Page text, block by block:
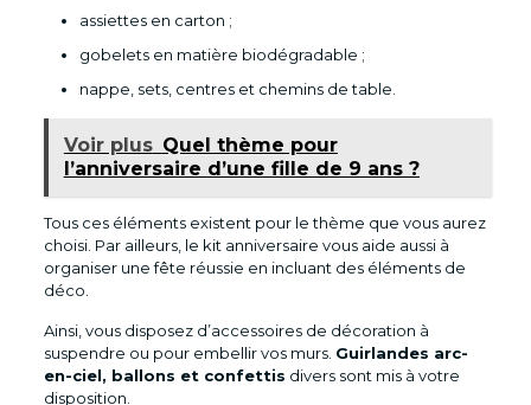
assiettes en carton ;
gobelets en matière biodégradable ;
nappe, sets, centres et chemins de table.
Voir plus Quel thème pour
l’anniversaire d’une fille de 9 ans ?
Tous ces éléments existent pour le thème que vous aurez
choisi. Par ailleurs, le kit anniversaire vous aide aussi à
organiser une fête réussie en incluant des éléments de
déco.
Ainsi, vous disposez d’accessoires de décoration à
suspendre ou pour embellir vos murs. Guirlandes arc-
en-ciel, ballons et confettis divers sont mis à votre
disposition.